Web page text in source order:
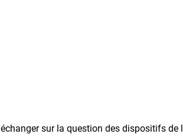
sur la question des dispositifs